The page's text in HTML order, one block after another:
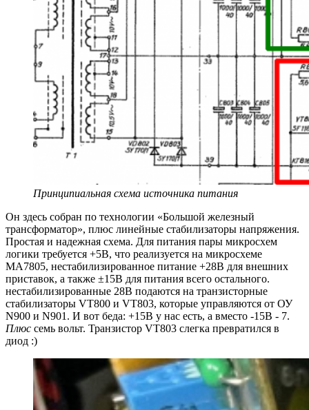
Принципиальная схема источника питания
Он здесь собран по технологии «Большой железный
трансформатор», плюс линейные стабилизаторы напряжения.
Простая и надежная схема. Для питания пары микросхем
логики требуется +5В, что реализуется на микросхеме
MA7805, нестабилизированное питание +28В для внешних
приставок, а также ±15В для питания всего остального.
нестабилизированные 28В подаются на транзисторные
стабилизаторы VT800 и VT803, которые управляются от ОУ
N900 и N901. И вот беда: +15В у нас есть, а вместо -15В - 7.
Плюс семь вольт. Транзистор VT803 слегка превратился в
диод :)